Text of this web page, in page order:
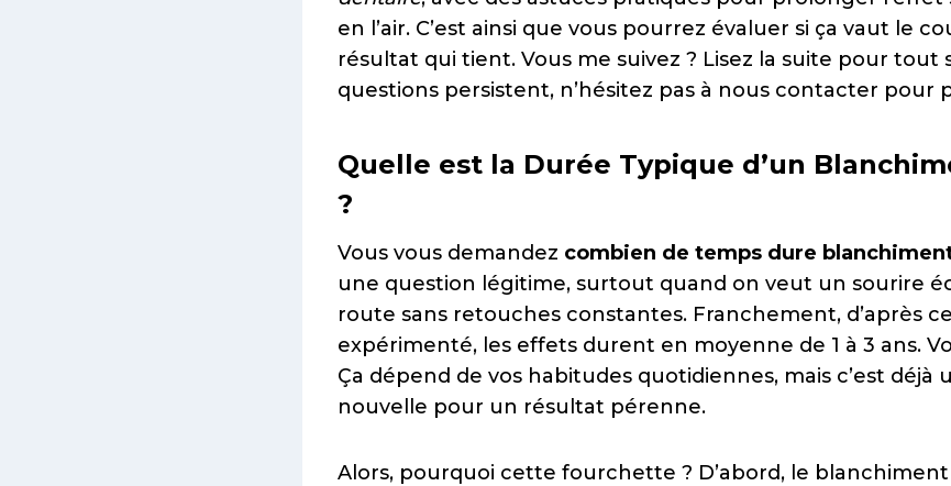
en l’air. C’est ainsi que vous pourrez évaluer si ça vaut le
résultat qui tient. Vous me suivez ? Lisez la suite pour tout
questions persistent, n’hésitez pas à nous contacter pour
Quelle est la Durée Typique d’un
?
Vous vous demandez combien de temps dure
une question légitime, surtout quand on veut un sourire
route sans retouches constantes. Franchement, d’après
expérimenté, les effets durent en moyenne de 1 à 3 ans.
Ça dépend de vos habitudes quotidiennes, mais c’est déjà
nouvelle pour un résultat pérenne.
Alors, pourquoi cette fourchette ? D’abord, le